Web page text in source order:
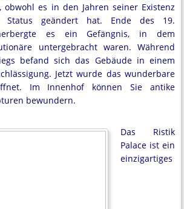
es in den Jahren seiner Existenz
Status geändert hat. Ende des 19.
es ein Gefängnis, in dem
untergebracht waren. Während
befand sich das Gebäude in einem
Jetzt wurde das wunderbare
Im Innenhof können Sie antike
bewundern.
Das Ristik
Palace ist ein
einzigartiges